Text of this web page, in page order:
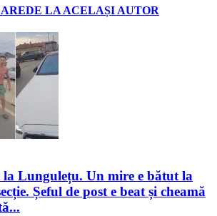
DE LA ACELAȘI AUTOR
la Lungulețu. Un mire e bătut la
Șeful de post e beat și cheamă